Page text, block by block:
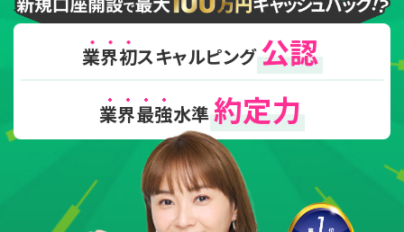
業界初スキャルピング公認
業界最強水準約定力